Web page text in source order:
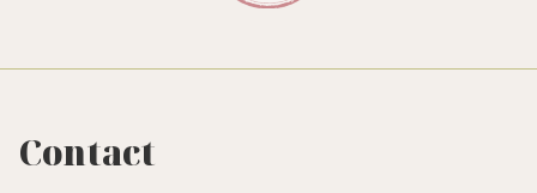
Contact